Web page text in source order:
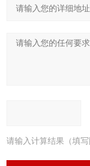
请输入计算结果（填